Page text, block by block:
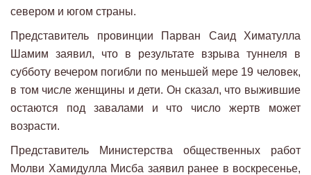
севером и югом страны.
Представитель провинции Парван Саид Химатулла
Шамим заявил, что в результате взрыва туннеля в
субботу вечером погибли по меньшей мере 19 человек,
в том числе женщины и дети. Он сказал, что выжившие
остаются под завалами и что число жертв может
возрасти.
Представитель Министерства общественных работ
Молви Хамидулла Мисба заявил ранее в воскресенье,